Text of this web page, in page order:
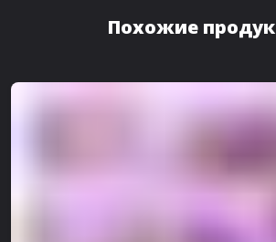
Похожие